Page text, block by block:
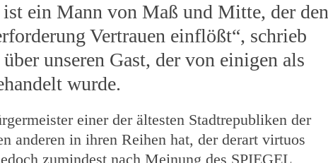
ein Mann von Maß und Mitte, der den
Vertrauen einflößt“, schrieb
unseren Gast, der von einigen als
wurde.
einer der ältesten Stadtrepubliken der
anderen in ihren Reihen hat, der derart virtuos
zumindest nach Meinung des SPIEGEL